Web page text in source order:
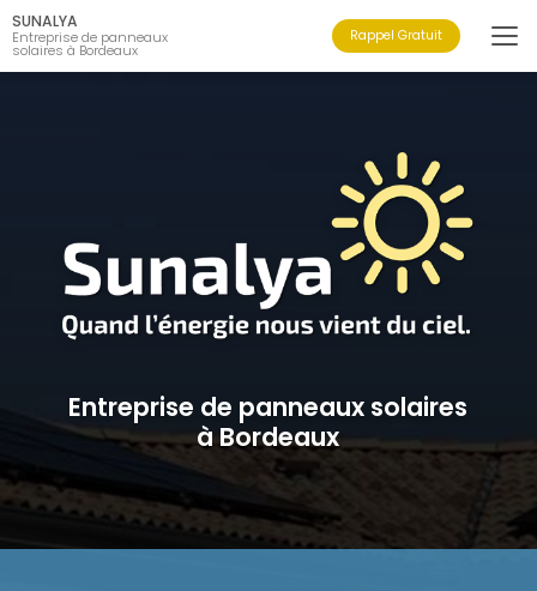
Aller
au
contenu
principal
SUNALYA
Entreprise de panneaux
solaires à Bordeaux
Rappel Gratuit
Entreprise de panneaux solaires
à Bordeaux